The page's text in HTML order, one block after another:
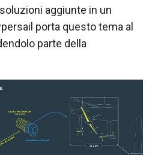
aggiunte in un
porta questo tema al
parte della